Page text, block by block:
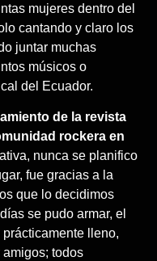
mujeres dentro del
cantando y claro los
juntar muchas
músicos o
del Ecuador.
de la revista
rockera en
nunca se planifico
fue gracias a la
que lo decidimos
se pudo armar, el
lleno,
todos